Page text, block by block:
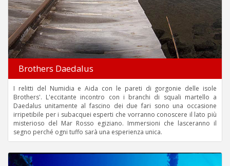
Brothers Daedalus
I relitti del Numidia e Aida con le pareti di gorgonie delle isole
Brothers'. L'eccitante incontro con i branchi di squali martello a
Daedalus unitamente al fascino dei due fari sono una occasione
irripetibile per i subacquei esperti che vorranno conoscere il lato più
misterioso del Mar Rosso egiziano. Immersioni che lasceranno il
segno perché ogni tuffo sarà una esperienza unica.